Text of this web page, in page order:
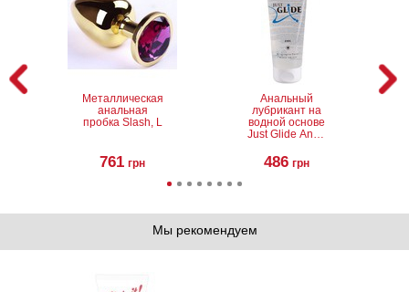
Металлическая
анальная
пробка Slash, L
761 грн
Анальный
лубрикант на
водной основе
Just Glide Anal,
486 грн
Мы рекомендуем